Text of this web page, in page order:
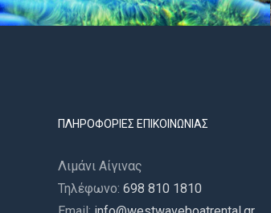
ΠΛΗΡΟΦΟΡΊΕΣ ΕΠΙΚΟΙΝΩΝΊΑΣ
Λιμάνι Αίγινας
Τηλέφωνο: 698 810 1810